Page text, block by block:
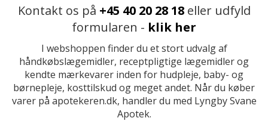
Kontakt os på +45 40 20 28 18eller udfyld
formularen - klik her
I webshoppen finder du et stort udvalg af
håndkøbslægemidler, receptpligtige lægemidler og
kendte mærkevarer inden for hudpleje, baby- og
børnepleje, kosttilskud og meget andet. Når du køber
varer på apotekeren.dk, handler du med Lyngby Svane
Apotek.